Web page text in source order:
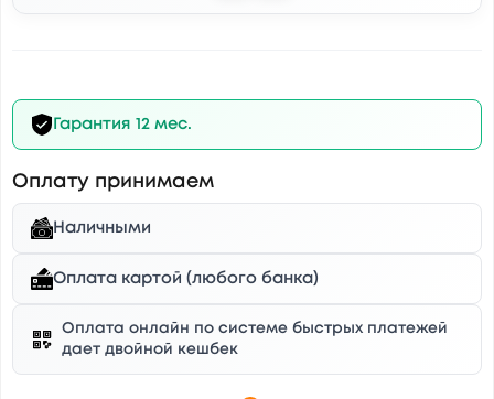
Гарантия 12 мес.
Оплату принимаем
Наличными
Оплата картой (любого банка)
Оплата онлайн по системе быстрых платежей
дает двойной кешбек